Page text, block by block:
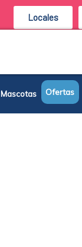
Locales
Mascotas Ofertas